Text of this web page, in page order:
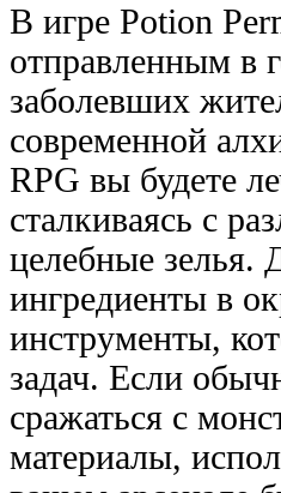
В игре Potion
отправленным в
заболевших
современной
RPG вы будете
сталкиваясь с
целебные зелья.
ингредиенты в
инструменты,
задач. Если
сражаться с
материалы,